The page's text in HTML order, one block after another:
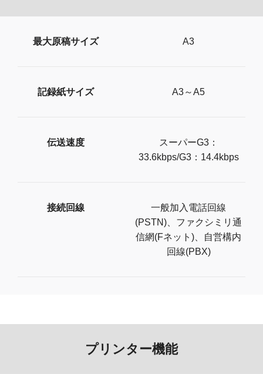
最大原稿サイズ A3
記録紙サイズ A3～A5
伝送速度
スーパーG3：
33.6kbps/G3：14.4kbps
接続回線
一般加入電話回線
(PSTN)、ファクシミリ通
信網(Fネット)、自営構内
回線(PBX)
プリンター機能